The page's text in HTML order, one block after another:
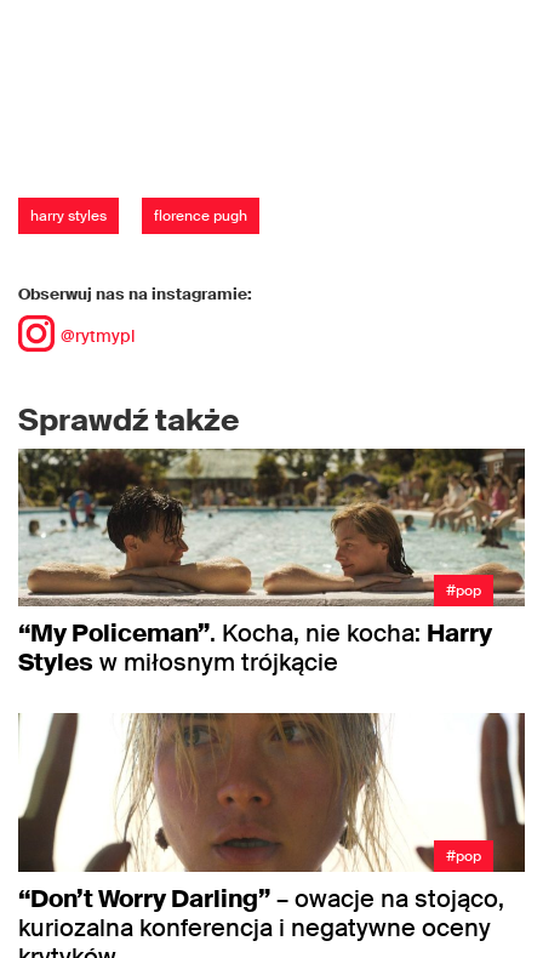
harry styles florence pugh
Obserwuj nas na instagramie:
@rytmypl
Sprawdź także
#pop
“My Policeman”. Kocha, nie kocha: Harry
Styles w miłosnym trójkącie
#pop
“Don’t Worry Darling”– owacje na stojąco,
kuriozalna konferencja i negatywne oceny